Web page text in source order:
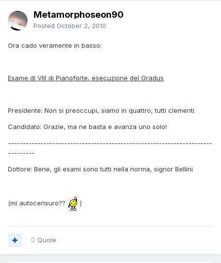
Metamorphoseon90
Posted October 2, 2010
Ora cado veramente in basso:
Esame di VIII di Pianoforte, esecuzione del Gradus
Presidente: Non si preoccupi, siamo in quattro, tutti clementi
Candidato: Grazie, ma ne basta e avanza uno solo!
---------------------------------------------------------------------
---------
Dottore: Bene, gli esami sono tutti nella norma, signor Bellini
(mi autocensuro?? )
Quote